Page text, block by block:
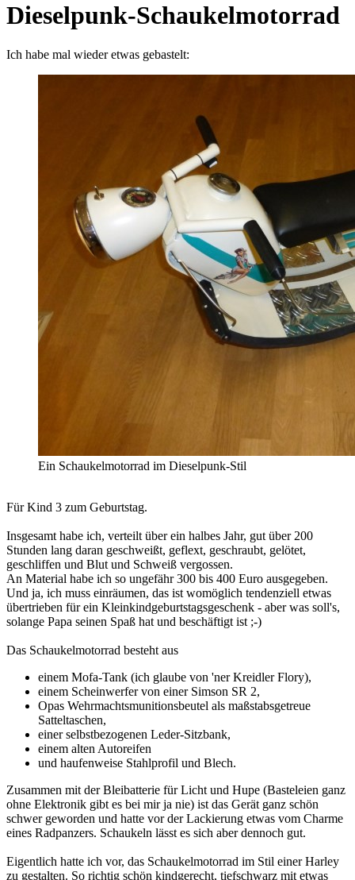
Dieselpunk-Schaukelmotorrad
Ich habe mal wieder etwas gebastelt:
Ein Schaukelmotorrad im Dieselpunk-Stil
Für Kind 3 zum Geburtstag.
Insgesamt habe ich, verteilt über ein halbes Jahr, gut über 200
Stunden lang daran geschweißt, geflext, geschraubt, gelötet,
geschliffen und Blut und Schweiß vergossen.
An Material habe ich so ungefähr 300 bis 400 Euro ausgegeben.
Und ja, ich muss einräumen, das ist womöglich tendenziell etwas
übertrieben für ein Kleinkindgeburtstagsgeschenk - aber was soll's,
solange Papa seinen Spaß hat und beschäftigt ist ;-)
Das Schaukelmotorrad besteht aus
einem Mofa-Tank (ich glaube von 'ner Kreidler Flory),
einem Scheinwerfer von einer Simson SR 2,
Opas Wehrmachtsmunitionsbeutel als maßstabsgetreue
Satteltaschen,
einer selbstbezogenen Leder-Sitzbank,
einem alten Autoreifen
und haufenweise Stahlprofil und Blech.
Zusammen mit der Bleibatterie für Licht und Hupe (Basteleien ganz
ohne Elektronik gibt es bei mir ja nie) ist das Gerät ganz schön
schwer geworden und hatte vor der Lackierung etwas vom Charme
eines Radpanzers. Schaukeln lässt es sich aber dennoch gut.
Eigentlich hatte ich vor, das Schaukelmotorrad im Stil einer Harley
zu gestalten. So richtig schön kindgerecht, tiefschwarz mit etwas